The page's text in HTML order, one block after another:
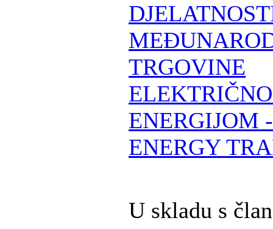
TRGOVINE
ENERGIJOM
ENERGY
U skladu s